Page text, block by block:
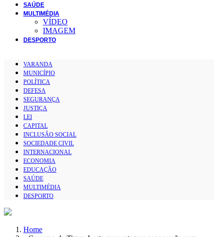
SAÚDE
MULTIMÉDIA
VÍDEO
IMAGEM
DESPORTO
VARANDA
MUNICÍPIO
POLÍTICA
DEFESA
SEGURANÇA
JUSTIÇA
LEI
CAPITAL
INCLUSÃO SOCIAL
SOCIEDADE CIVIL
INTERNACIONAL
ECONOMIA
EDUCAÇÃO
SAÚDE
MULTIMÉDIA
DESPORTO
Home